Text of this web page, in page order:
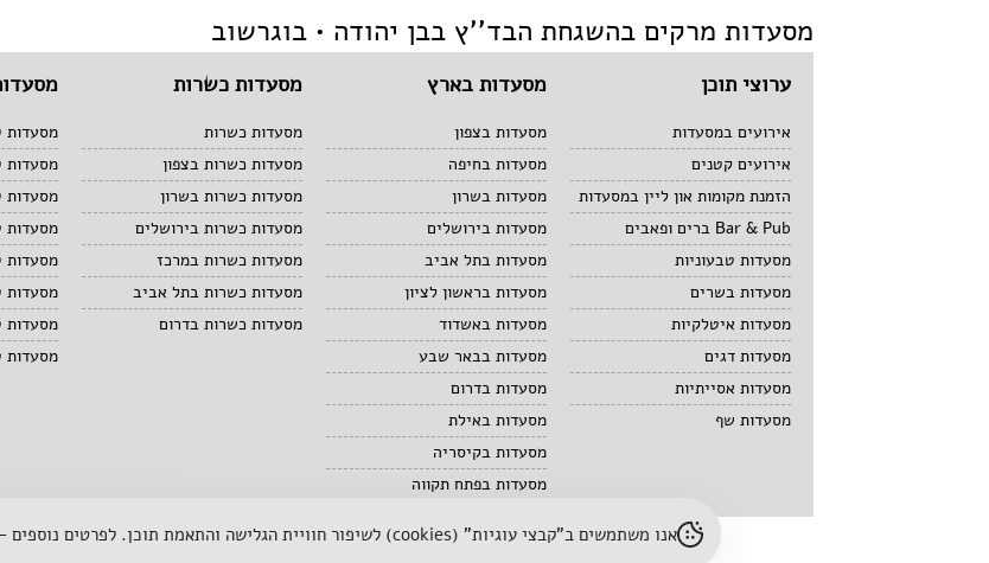
מסעדות מרקים בהשגחת הבד''ץ בבן יהודה • בוגרשוב
ערוצי תוכן
אירועים במסעדות
אירועים קטנים
הזמנת מקומות און ליין במסעדות
Bar & Pub ברים ופאבים
מסעדות טבעוניות
מסעדות בשרים
מסעדות איטלקיות
מסעדות דגים
מסעדות אסייתיות
מסעדות שף
מסעדות בארץ
מסעדות בצפון
מסעדות בחיפה
מסעדות בשרון
מסעדות בירושלים
מסעדות בתל אביב
מסעדות בראשון לציון
מסעדות באשדוד
מסעדות בבאר שבע
מסעדות בדרום
מסעדות באילת
מסעדות בקיסריה
מסעדות בפתח תקווה
מסעדות כשרות
מסעדות כשרות
מסעדות כשרות בצפון
מסעדות כשרות בשרון
מסעדות כשרות בירושלים
מסעדות כשרות במרכז
מסעדות כשרות בתל אביב
מסעדות כשרות בדרום
מסעדות
מסעדות
מסעדות
מסעדות
מסעדות
מסעדות
מסעדות
מסעדות
אנו משתמשים ב"קבצי עוגיות" (cookies) לשיפור חוויית הגלישה והתאמת תוכן. לפרטים נוספים – עיינו ב